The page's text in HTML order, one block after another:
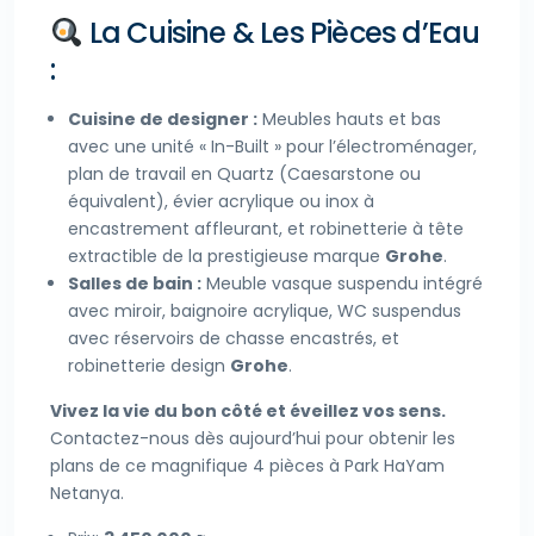
La Cuisine & Les Pièces d’Eau
:
Cuisine de designer : Meubles hauts et bas
avec une unité « In-Built » pour l’électroménager,
plan de travail en Quartz (Caesarstone ou
équivalent), évier acrylique ou inox à
encastrement affleurant, et robinetterie à tête
extractible de la prestigieuse marque Grohe.
Salles de bain : Meuble vasque suspendu intégré
avec miroir, baignoire acrylique, WC suspendus
avec réservoirs de chasse encastrés, et
robinetterie design Grohe.
Vivez la vie du bon côté et éveillez vos sens.
Contactez-nous dès aujourd’hui pour obtenir les
plans de ce magnifique 4 pièces à Park HaYam
Netanya.